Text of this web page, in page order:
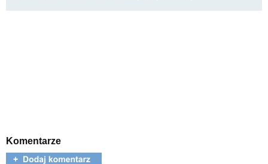
Komentarze